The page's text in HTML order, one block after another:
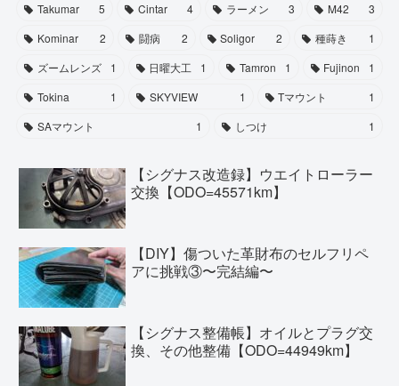
Takumar
5 Cintar 4 ラーメン 3 M42
3
Kominar
2 闘病 2 Soligor 2 種蒔き
1
ズームレンズ
1 日曜大工 1 Tamron 1 Fujinon
1
Tokina
1 SKYVIEW 1 Tマウント
1
SAマウント
1 しつけ 1
【シグナス改造録】ウエイトローラー
交換【ODO=45571km】
【DIY】傷ついた革財布のセルフリペ
アに挑戦③〜完結編〜
【シグナス整備帳】オイルとプラグ交
換、その他整備【ODO=44949km】